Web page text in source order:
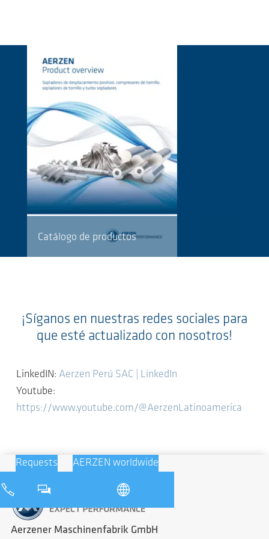
Catálogo de productos
¡Síganos en nuestras redes sociales para
que esté actualizado con nosotros!
LinkedIN: Aerzen Perú SAC | LinkedIn
Youtube:
https://www.youtube.com/@AerzenLatinoamerica
Requests AERZEN worldwide
Aerzener Maschinenfabrik GmbH